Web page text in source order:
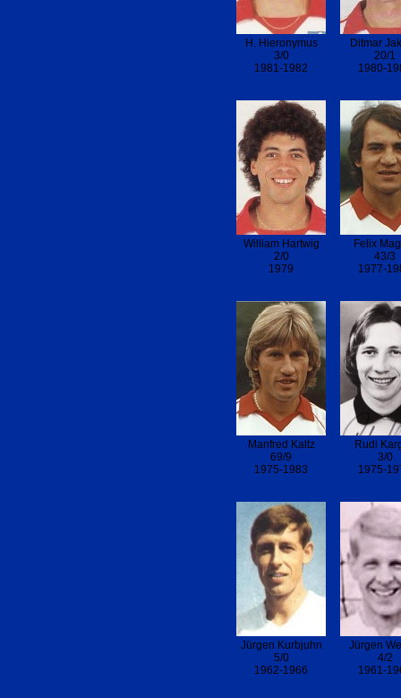
H. Hieronymus
3/0
1981-1982
Ditmar
20/1
1980-
William Hartwig
2/0
1979
Felix
43/3
1977-
Manfred Kaltz
69/9
1975-1983
Rudi
3/0
1975-
Jürgen Kurbjuhn
5/0
1962-1966
Jürgen
4/2
1961-